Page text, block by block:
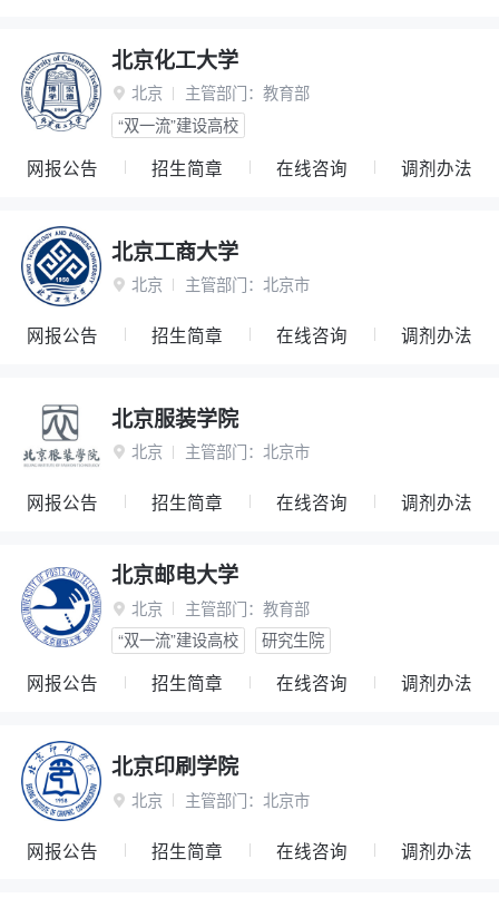
北京化工大学
 北京 主管部门： 教育部
“双一流”建设高校
网报公告 招生简章 在线咨询 调剂办法
北京工商大学
 北京 主管部门： 北京市
网报公告 招生简章 在线咨询 调剂办法
北京服装学院
 北京 主管部门： 北京市
网报公告 招生简章 在线咨询 调剂办法
北京邮电大学
 北京 主管部门： 教育部
“双一流”建设高校
研究生院
网报公告 招生简章 在线咨询 调剂办法
北京印刷学院
 北京 主管部门： 北京市
网报公告 招生简章 在线咨询 调剂办法